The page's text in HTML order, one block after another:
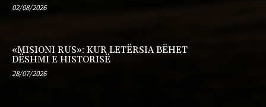
02/08/2026
«MISIONI RUS»: KUR LETËRSIA BËHET
DËSHMI E HISTORISË
28/07/2026